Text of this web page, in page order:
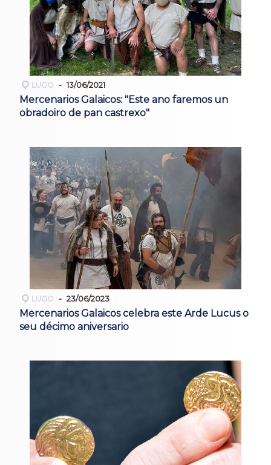
LUGO 13/06/2021
Mercenarios Galaicos: "Este ano faremos un
obradoiro de pan castrexo"
LUGO 23/06/2023
Mercenarios Galaicos celebra este Arde Lucus o
seu décimo aniversario